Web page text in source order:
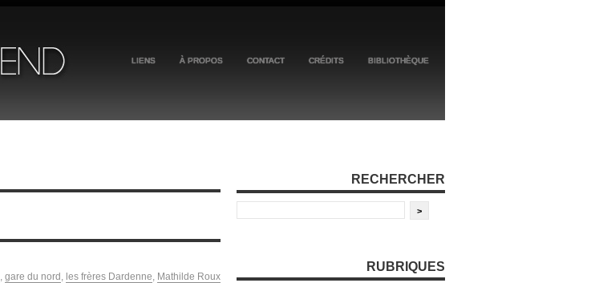
LIENS À PROPOS CONTACT CRÉDITS BIBLIOTHÈQUE
, gare du nord , les frères Dardenne, Mathilde Roux
RECHERCHER
RUBRIQUES